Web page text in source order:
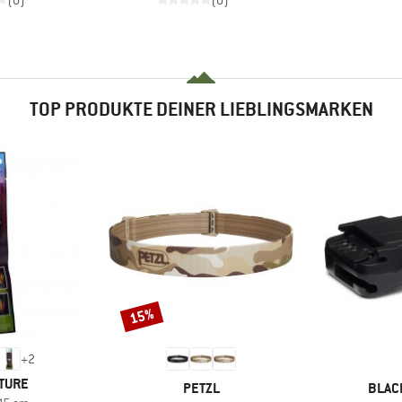
TOP PRODUKTE DEINER LIEBLINGSMARKEN
+2
MARKE
PETZL
Rabatt
15%